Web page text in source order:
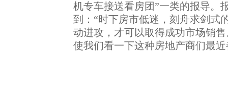
机专车接送看房团”一类的报导。
到：“时下房市低迷，刻舟求剑式
动进攻，才可以取得成功市场销
使我们看一下这种房地产商们最